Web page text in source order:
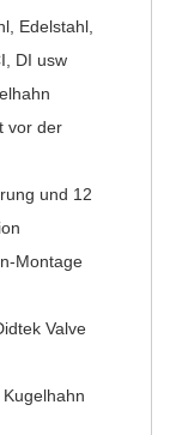
Edelstahl,
DI usw
vor der
und 12
Montage
Valve